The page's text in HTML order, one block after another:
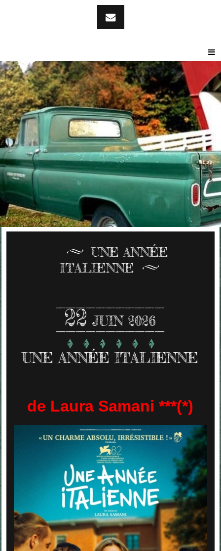
UNE ANNÉE
ITALIENNE
22 JUIN 2026
UNE ANNÉE ITALIENNE
de Laura Samani ***(*)